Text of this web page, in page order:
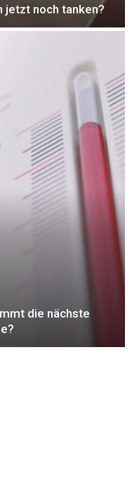
jetzt noch tanken?
die nächste